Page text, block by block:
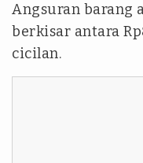
Angsuran barang
berkisar antara
cicilan.